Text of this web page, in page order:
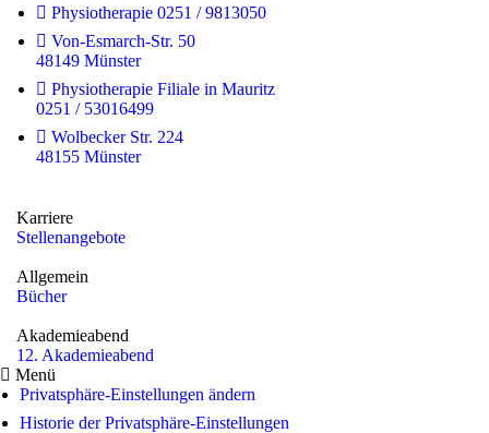
Physiotherapie 0251 / 9813050
Von-Esmarch-Str. 50
48149 Münster
Physiotherapie Filiale in Mauritz
0251 / 53016499
Wolbecker Str. 224
48155 Münster
Karriere
Stellenangebote
Allgemein
Bücher
Akademieabend
12. Akademieabend
Menü
Privatsphäre-Einstellungen ändern
Historie der Privatsphäre-Einstellungen